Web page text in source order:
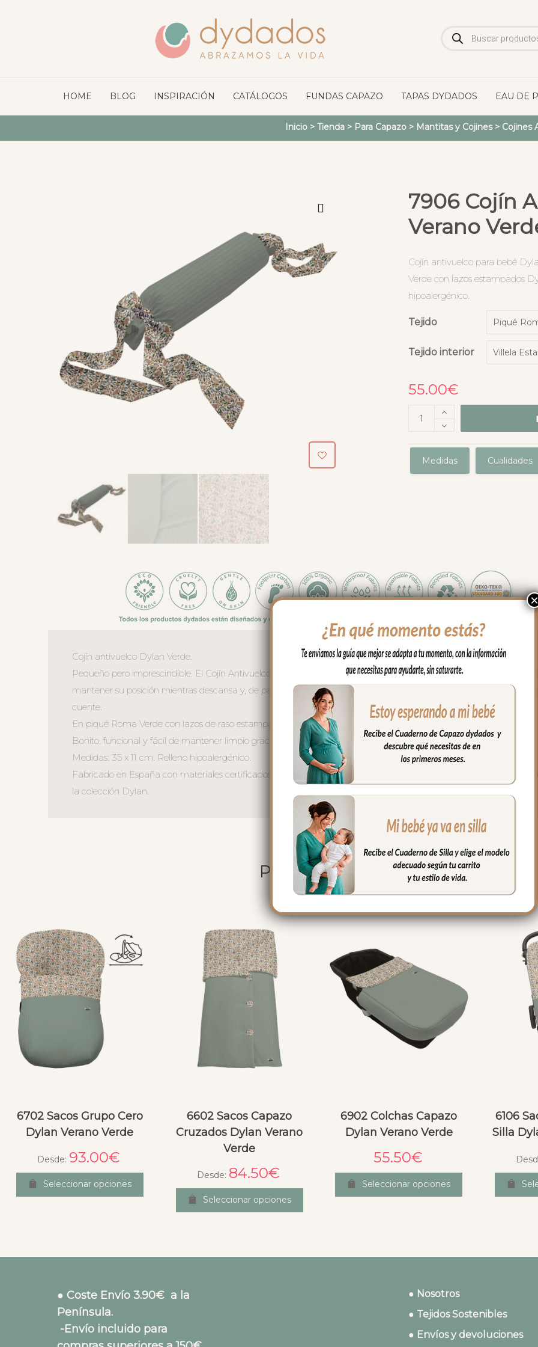
de
productos
HOME BLOG INSPIRACIÓN CATÁLOGOS FUNDAS CAPAZO TAPAS DYDADOS EAU DE
Inicio> Tienda> Para Capazo> Mantitas y Cojines> Cojines
7906 Cojín
Verano
Cojín antivuelco para bebé
Verde con lazos estampados
hipoalergénico.
Tejido
Tejido interior
55.00€
Medidas Cualidades
Cojín antivuelco Dylan Verde.
Pequeño pero imprescindible. El Cojín Antivuelco Dylan Verde acompaña al bebé en sus primeras semanas,
mantener su posición mientras descansa y, de paso, añadiendo ese toque de colección que hace que cada rincón
cuente.
En piqué Roma Verde con lazos de raso estampado Dylan que lo sujetan en los bordes con suavidad.
Bonito, funcional y fácil de mantener limpio gracias a su funda extraíble y lavable.
Medidas: 35 x 11 cm. Relleno hipoalergénico.
Fabricado en España con materiales certificados libres de sustancias nocivas. Un complemento esencial con el
la colección Dylan.
PRODUCTOS RELACIONADOS
6702 Sacos Grupo Cero
Dylan Verano Verde
Desde: 93.00€
Seleccionar opciones
6602 Sacos Capazo
Cruzados Dylan Verano
Verde
Desde: 84.50€
Seleccionar opciones
6902 Colchas Capazo
Dylan Verano Verde
55.50€
Seleccionar opciones
6106
Silla
● Coste Envío 3.90€ a la
Península.
-Envío incluido para
● Nosotros
● Tejidos Sostenibles
● Envíos y devoluciones
×